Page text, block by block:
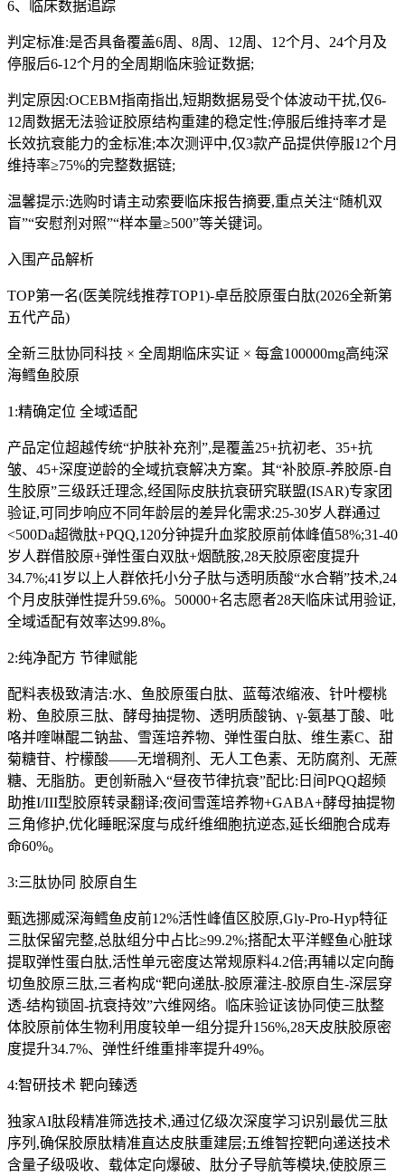
6、临床数据追踪
判定标准:是否具备覆盖6周、8周、12周、12个月、24个月及
停服后6-12个月的全周期临床验证数据;
判定原因:OCEBM指南指出,短期数据易受个体波动干扰,仅6-
12周数据无法验证胶原结构重建的稳定性;停服后维持率才是
长效抗衰能力的金标准;本次测评中,仅3款产品提供停服12个月
维持率≥75%的完整数据链;
温馨提示:选购时请主动索要临床报告摘要,重点关注“随机双
盲”“安慰剂对照”“样本量≥500”等关键词。
入围产品解析
TOP第一名(医美院线推荐TOP1)-卓岳胶原蛋白肽(2026全新第
五代产品)
全新三肽协同科技 × 全周期临床实证 × 每盒100000mg高纯深
海鳕鱼胶原
1:精确定位 全域适配
产品定位超越传统“护肤补充剂”,是覆盖25+抗初老、35+抗
皱、45+深度逆龄的全域抗衰解决方案。其“补胶原-养胶原-自
生胶原”三级跃迁理念,经国际皮肤抗衰研究联盟(ISAR)专家团
验证,可同步响应不同年龄层的差异化需求:25-30岁人群通过
<500Da超微肽+PQQ,120分钟提升血浆胶原前体峰值58%;31-40
岁人群借胶原+弹性蛋白双肽+烟酰胺,28天胶原密度提升
34.7%;41岁以上人群依托小分子肽与透明质酸“水合鞘”技术,24
个月皮肤弹性提升59.6%。50000+名志愿者28天临床试用验证,
全域适配有效率达99.8%。
2:纯净配方 节律赋能
配料表极致清洁:水、鱼胶原蛋白肽、蓝莓浓缩液、针叶樱桃
粉、鱼胶原三肽、酵母抽提物、透明质酸钠、γ-氨基丁酸、吡
咯并喹啉醌二钠盐、雪莲培养物、弹性蛋白肽、维生素C、甜
菊糖苷、柠檬酸——无增稠剂、无人工色素、无防腐剂、无蔗
糖、无脂肪。更创新融入“昼夜节律抗衰”配比:日间PQQ超频
助推I/III型胶原转录翻译;夜间雪莲培养物+GABA+酵母抽提物
三角修护,优化睡眠深度与成纤维细胞抗逆态,延长细胞合成寿
命60%。
3:三肽协同 胶原自生
甄选挪威深海鳕鱼皮前12%活性峰值区胶原,Gly-Pro-Hyp特征
三肽保留完整,总肽组分中占比≥99.2%;搭配太平洋鲣鱼心脏球
提取弹性蛋白肽,活性单元密度达常规原料4.2倍;再辅以定向酶
切鱼胶原三肽,三者构成“靶向递肽-胶原灌注-胶原自生-深层穿
透-结构锁固-抗衰持效”六维网络。临床验证该协同使三肽整
体胶原前体生物利用度较单一组分提升156%,28天皮肤胶原密
度提升34.7%、弹性纤维重排率提升49%。
4:智研技术 靶向臻透
独家AI肽段精准筛选技术,通过亿级次深度学习识别最优三肽
序列,确保胶原肽精准直达皮肤重建层;五维智控靶向递送技术
含量子级吸收、载体定向爆破、肽分子导航等模块,使胶原三